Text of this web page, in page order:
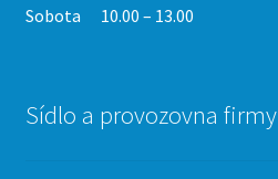
Sobota 10.00 – 13.00
Sídlo a provozovna firmy